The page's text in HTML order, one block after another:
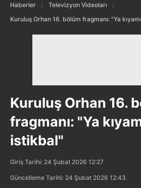
Haberler
Televizyon Videoları
Kuruluş Orhan 16. bölüm fragmanı: "Ya
Kuruluş Orhan 16.
fragmanı: "Ya
istikbal"
Giriş Tarihi: 24 Şubat 2026 12:27
Güncelleme Tarihi: 24 Şubat 2026 12:43